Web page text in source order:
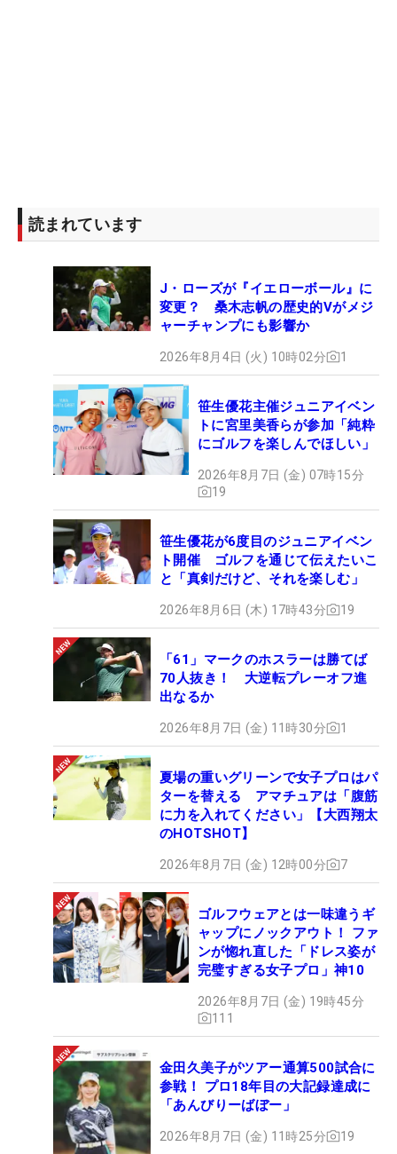
読まれています
J・ローズが『イエローボール』に
変更？ 桑木志帆の歴史的Vがメジ
ャーチャンプにも影響か
2026年8月4日 (火) 10時02分 1
笹生優花主催ジュニアイベン
トに宮里美香らが参加「純粋
にゴルフを楽しんでほしい」
2026年8月7日 (金) 07時15分
19
笹生優花が6度目のジュニアイベン
ト開催 ゴルフを通じて伝えたいこ
と「真剣だけど、それを楽しむ」
2026年8月6日 (木) 17時43分 19
「61」マークのホスラーは勝てば
70人抜き！ 大逆転プレーオフ進
出なるか
2026年8月7日 (金) 11時30分 1
夏場の重いグリーンで女子プロはパ
ターを替える アマチュアは「腹筋
に力を入れてください」【大西翔太
のHOTSHOT】
2026年8月7日 (金) 12時00分 7
ゴルフウェアとは一味違うギ
ャップにノックアウト！ ファ
ンが惚れ直した「ドレス姿が
完璧すぎる女子プロ」神10
2026年8月7日 (金) 19時45分
111
金田久美子がツアー通算500試合に
参戦！ プロ18年目の大記録達成に
「あんびりーばぼー」
2026年8月7日 (金) 11時25分 19